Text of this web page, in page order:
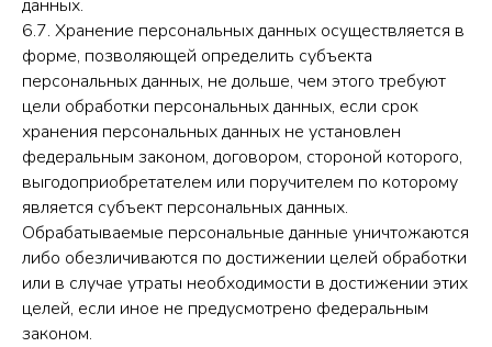
данных.
6.7. Хранение персональных данных осуществляется в
форме, позволяющей определить субъекта
персональных данных, не дольше, чем этого требуют
цели обработки персональных данных, если срок
хранения персональных данных не установлен
федеральным законом, договором, стороной которого,
выгодоприобретателем или поручителем по которому
является субъект персональных данных.
Обрабатываемые персональные данные уничтожаются
либо обезличиваются по достижении целей обработки
или в случае утраты необходимости в достижении этих
целей, если иное не предусмотрено федеральным
законом.